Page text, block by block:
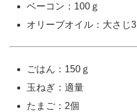
ベーコン：100ｇ
オリーブオイル：大さじ3
ごはん：150ｇ
玉ねぎ：適量
たまご：2個